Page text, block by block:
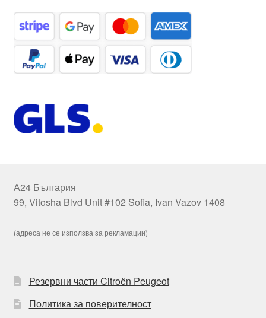
А24 България
99, Vitosha Blvd Unit #102 Sofia, Ivan Vazov 1408
(адреса не се използва за рекламации)
Резервни части Citroën Peugeot
Политика за поверителност